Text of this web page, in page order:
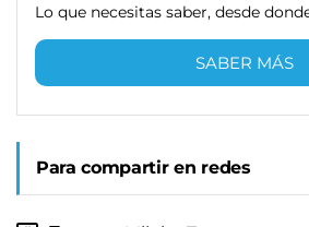
Lo que necesitas saber, desde
SABER MÁS
Para compartir en redes